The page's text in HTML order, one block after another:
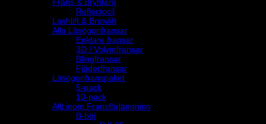
Reflectocil
Lashlift & Browlift
Alla Lösögonfransar
Enklare fransar
3D / Volymfransar
Blingfransar
Fjäderfransar
Lösögonfranspaket
5-pack
10-pack
Allt inom Fransförlängning
B-böj